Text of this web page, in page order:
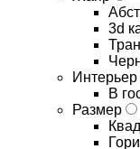
3d
Интерьер
В
Размер